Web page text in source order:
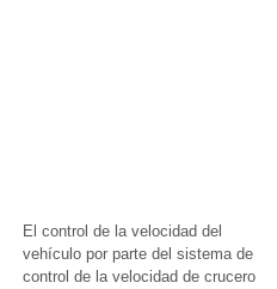
El control de la velocidad del
vehículo por parte del sistema de
control de la velocidad de crucero